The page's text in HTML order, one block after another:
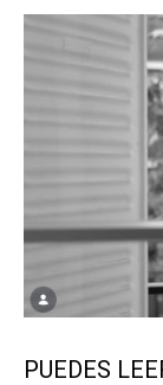
PUEDES